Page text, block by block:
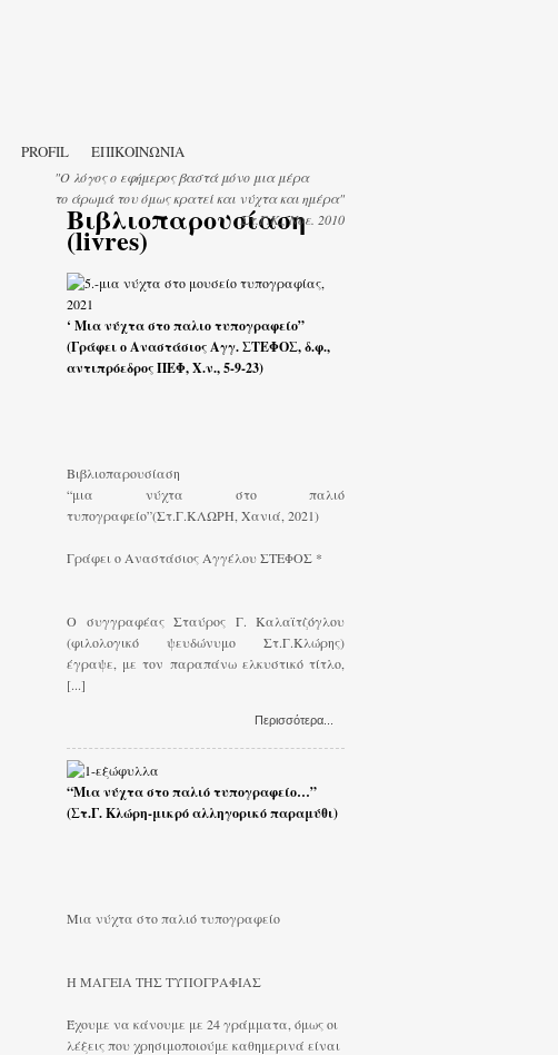
"Ο λόγος ο εφήμερος βαστά μόνο μια μέρα
το άρωμά του όμως κρατεί και νύχτα και ημέρα"
Στ.Γ.Κ., Νοε. 2010
PROFIL ΕΠΙΚΟΙΝΩΝΙΑ
Βιβλιοπαρουσίαση
(livres)
‘ Μια νύχτα στο παλιο τυπογραφείο”
(Γράφει ο Αναστάσιος Αγγ. ΣΤΕΦΟΣ, δ.φ.,
αντιπρόεδρος ΠΕΦ, Χ.ν., 5-9-23)
Βιβλιοπαρουσίαση
“μια νύχτα στο παλιό
τυπογραφείο”(Στ.Γ.ΚΛΩΡΗ, Χανιά, 2021)
Γράφει ο Αναστάσιος Αγγέλου ΣΤΕΦΟΣ *
Ο συγγραφέας Σταύρος Γ. Καλαϊτζόγλου
(φιλολογικό ψευδώνυμο Στ.Γ.Κλώρης)
έγραψε, με τον παραπάνω ελκυστικό τίτλο,
[...]
Περισσότερα...
“Μια νύχτα στο παλιό τυπογραφείο…”
(Στ.Γ. Κλώρη-μικρό αλληγορικό παραμύθι)
Μια νύχτα στο παλιό τυπογραφείο
Η ΜΑΓΕΙΑ ΤΗΣ ΤΥΠΟΓΡΑΦΙΑΣ
Έχουμε να κάνουμε με 24 γράμματα, όμως οι
λέξεις που χρησιμοποιούμε καθημερινά είναι